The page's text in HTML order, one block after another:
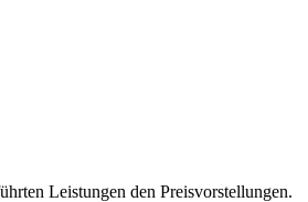
Leistungen den Preisvorstellungen.